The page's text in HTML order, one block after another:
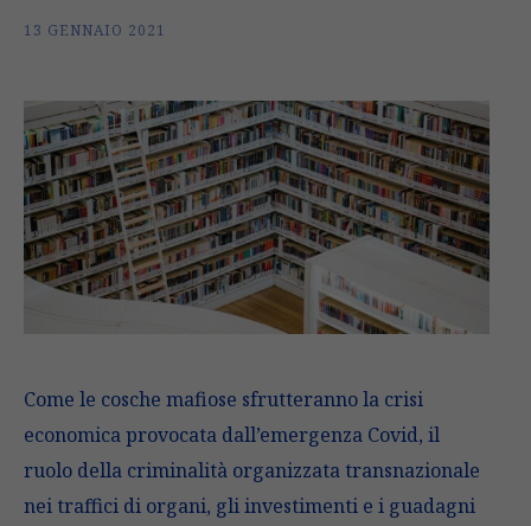
13 GENNAIO 2021
Come le cosche mafiose sfrutteranno la crisi
economica provocata dall’emergenza Covid, il
ruolo della criminalità organizzata transnazionale
nei traffici di organi, gli investimenti e i guadagni